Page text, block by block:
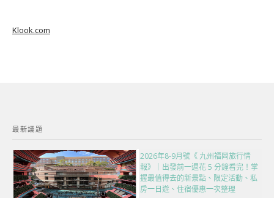
Klook.com
最新議題
2026年8-9月號《 九州福岡旅行情
報》｜出發前一週花 5 分鐘看完！掌
握最值得去的新景點、限定活動、私
房一日遊、住宿優惠一次整理